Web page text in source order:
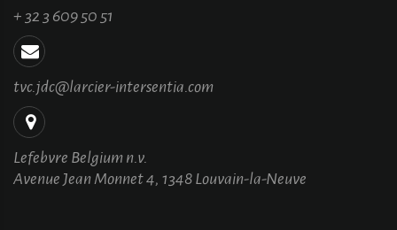
+ 32 3 609 50 51
tvc.jdc@larcier-intersentia.com
Lefebvre Belgium n.v.
Avenue Jean Monnet 4, 1348 Louvain-la-Neuve